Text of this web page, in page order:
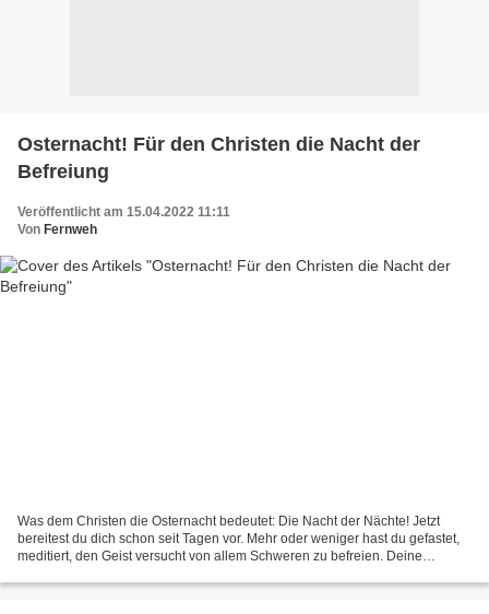
Osternacht! Für den Christen die Nacht der
Befreiung
Veröffentlicht am 15.04.2022 11:11
Von Fernweh
Was dem Christen die Osternacht bedeutet: Die Nacht der Nächte! Jetzt
bereitest du dich schon seit Tagen vor. Mehr oder weniger hast du gefastet,
meditiert, den Geist versucht von allem Schweren zu befreien. Deine